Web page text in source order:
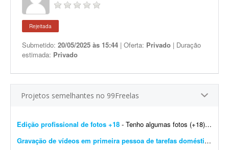
Rejeitada
Submetido: 20/05/2025 às 15:44 | Oferta: Privado | Duração
estimada: Privado
Projetos semelhantes no 99Freelas
Edição profissional de fotos +18 - Tenho algumas fotos (+18) e preciso que você melhore a qualidade e deixe o resultado bastante profissional. As imagens são para uso no meu site de trabalho. Gostaria que, se poss&iacu...
Gravação de vídeos em primeira pessoa de tarefas domésticas